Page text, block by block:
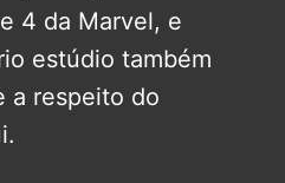
4 da Marvel, e
estúdio também
a respeito do